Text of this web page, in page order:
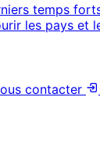
temps
les pays et
contacter